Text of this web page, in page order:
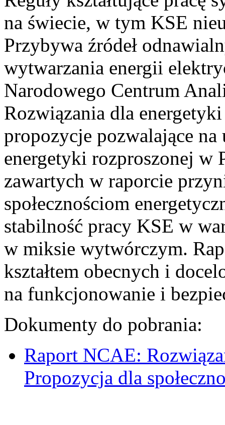
na świecie, w tym KSE
Przybywa źródeł
wytwarzania energii
Narodowego Centrum
Rozwiązania dla
propozycje pozwalające
energetyki rozproszonej w
zawartych w raporcie
społecznościom
stabilność pracy KSE w
w miksie wytwórczym.
kształtem obecnych i
na funkcjonowanie i
Dokumenty do pobrania:
Raport NCAE:
Propozycja dla